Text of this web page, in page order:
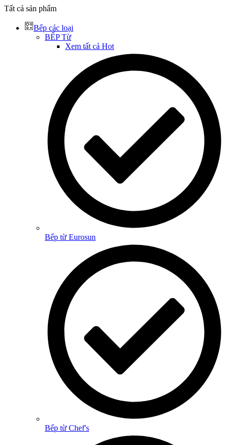
Tất cả sản phẩm
Bếp các loại
BẾP Từ
Xem tất cả Hot
Bếp từ Eurosun
Bếp từ Chef's